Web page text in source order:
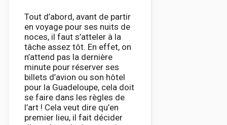
Tout d’abord, avant de partir
en voyage pour ses nuits de
noces, il faut s’atteler à la
tâche assez tôt. En effet, on
n’attend pas la dernière
minute pour réserver ses
billets d’avion ou son hôtel
pour la Guadeloupe, cela doit
se faire dans les règles de
l’art ! Cela veut dire qu’en
premier lieu, il fait décider